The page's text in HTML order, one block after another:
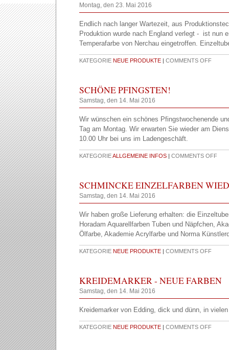
Montag, den 23. Mai 2016
Endlich nach langer Wartezeit, aus
Produktion wurde nach England verlegt - ist nun
Temperafarbe von Nerchau eingetroffen.
KATEGORIE NEUE PRODUKTE | COMMENTS OFF
SCHÖNE PFINGSTEN!
Samstag, den 14. Mai 2016
Wir wünschen ein schönes Pfingstwochenende
Tag am Montag. Wir erwarten Sie wieder am
10.00 Uhr bei uns im Ladengeschäft.
KATEGORIEALLGEMEINE INFOS | COMMENTS OFF
SCHMINCKE EINZELFARBEN
Samstag, den 14. Mai 2016
Wir haben große Lieferung erhalten: die
Horadam Aquarellfarben Tuben und Näpfchen,
Ölfarbe, Akademie Acrylfarbe und Norma
KATEGORIE NEUE PRODUKTE | COMMENTS OFF
KREIDEMARKER - NEUE FARBEN
Samstag, den 14. Mai 2016
Kreidemarker von Edding, dick und dünn, in
KATEGORIE NEUE PRODUKTE | COMMENTS OFF